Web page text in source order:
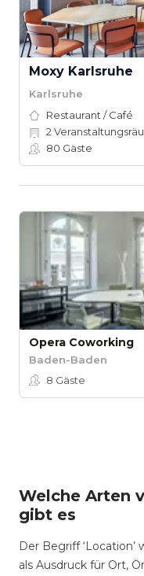
Moxy Karlsruhe
Karlsruhe
Restaurant / Café
2
80 Gäste
Opera Coworking
Baden-Baden
8 Gäste
Welche Arten
gibt es
Der Begriff
als Ausdruck für Ort,